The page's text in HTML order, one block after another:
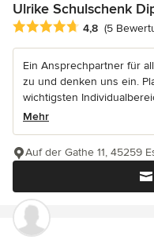
Ulrike Schulschenk
Durchschnittliche
4,8 (5
Ein Ansprechpartner für
zu und denken uns ein.
wichtigsten
Mehr
Auf der Gathe 11, 45259